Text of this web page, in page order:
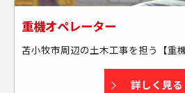
重機オペレーター
詳しく見る